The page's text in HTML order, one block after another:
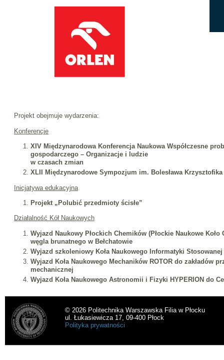
Projekt obejmuje wydarzenia:
Konferencje
XIV Międzynarodowa Konferencja Naukowa Współczesne
gospodarczego – Organizacje i ludzie
w czasach zmian
XLII Międzynarodowe Sympozjum im. Bolesława Krzysztofika
Inicjatywa edukacyjna
Projekt „Polubić przedmioty ścisłe”
Działalność Kół Naukowych
Wyjazd Naukowy Płockich Chemików (Płockie Naukowe
węgla brunatnego w Bełchatowie
Wyjazd szkoleniowy Koła Naukowego Informatyki Stosowanej
Wyjazd Koła Naukowego Mechaników ROTOR do zakładów
mechanicznej
Wyjazd Koła Naukowego Astronomii i Fizyki HYPERION do
© 2026 Politechnika Warszawska Filia w Płocku
ul. Łukasiewicza 17, 09-400 Płock
Polityka prywatności